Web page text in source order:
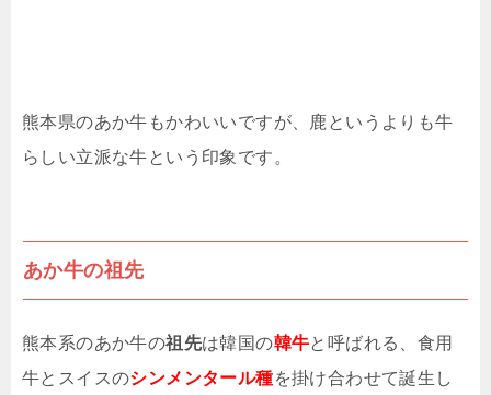
熊本県のあか牛もかわいいですが、鹿というよりも牛
らしい立派な牛という印象です。
あか牛の祖先
熊本系のあか牛の祖先は韓国の韓牛と呼ばれる、食用
牛とスイスのシンメンタール種を掛け合わせて誕生し